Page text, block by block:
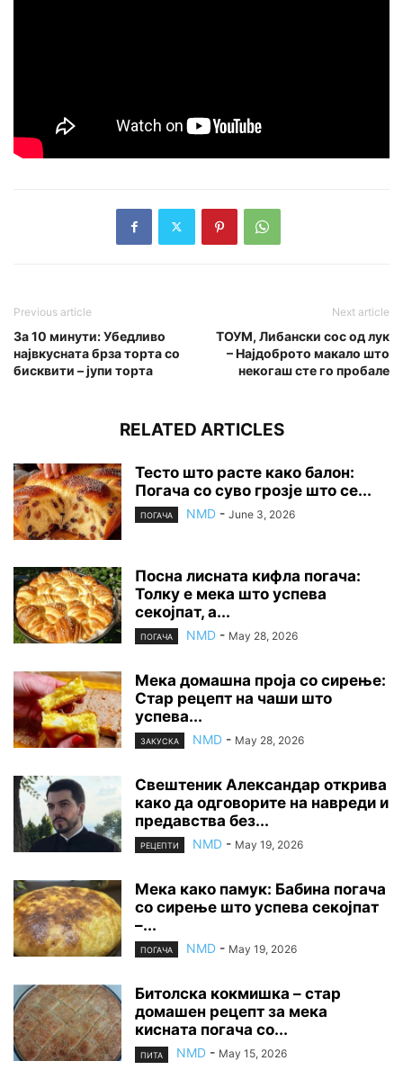
Previous article
За 10 минути: Убедливо
највкусната брза торта со
бисквити – јупи торта
Next article
ТОУМ, Либански сос од лук
– Најдоброто макало што
некогаш сте го пробале
RELATED ARTICLES
Тесто што расте како балон:
Погача со суво грозје што се...
ПОГАЧА NMD - June 3, 2026
Посна лисната кифла погача:
Толку е мека што успева
секојпат, а...
ПОГАЧА NMD - May 28, 2026
Мека домашна проја со сирење:
Стар рецепт на чаши што
успева...
ЗАКУСКА NMD - May 28, 2026
Свештеник Александар открива
како да одговорите на навреди и
предавства без...
РЕЦЕПТИ NMD - May 19, 2026
Мека како памук: Бабина погача
со сирење што успева секојпат
–...
ПОГАЧА NMD - May 19, 2026
Битолска кокмишка – стар
домашен рецепт за мека
кисната погача со...
ПИТА NMD - May 15, 2026